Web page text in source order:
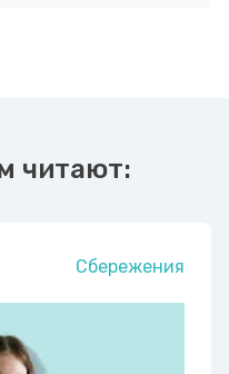
читают:
Сбережения